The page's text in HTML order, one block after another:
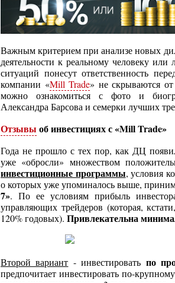
Важным критерием при анализе новых
деятельности к реальному человеку
ситуаций понесут ответственность
компании «Mill Trade» не скрываются
можно ознакомиться с фото и
Александра Барсова и семерки лучших
Отзывы об инвестициях с «Mill Trade»
Года не прошло с тех пор, как ДЦ
уже «обросли» множеством
инвестиционные программы, условия
о которых уже упоминалось выше,
7». По ее условиям прибыль
управляющих трейдеров (которая,
120% годовых). Привлекательна
Второй вариант - инвестировать по
предпочитает инвестировать по-